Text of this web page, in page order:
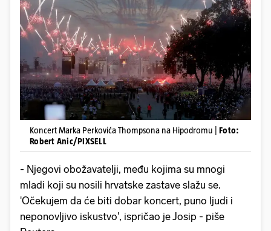
Koncert Marka Perkovića Thompsona na Hipodromu | Foto:
Robert Anic/PIXSELL
- Njegovi obožavatelji, među kojima su mnogi
mladi koji su nosili hrvatske zastave slažu se.
'Očekujem da će biti dobar koncert, puno ljudi i
neponovljivo iskustvo', ispričao je Josip - piše